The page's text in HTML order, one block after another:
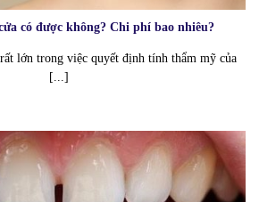
có được không? Chi phí bao nhiêu?
lớn trong việc quyết định tính thẩm mỹ của
[...]